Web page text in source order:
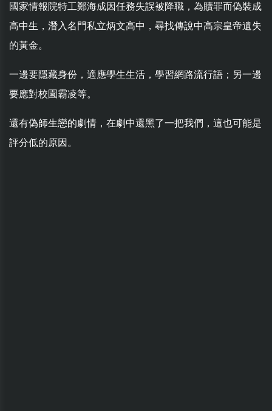
國家情報院特工鄭海成因任務失誤被降職，為贖罪而偽裝成
高中生，潛入名門私立炳文高中，尋找傳說中高宗皇帝遺失
的黃金。
一邊要隱藏身份，適應學生生活，學習網路流行語；另一邊
要應對校園霸凌等。
還有偽師生戀的劇情，在劇中還黑了一把我們，這也可能是
評分低的原因。